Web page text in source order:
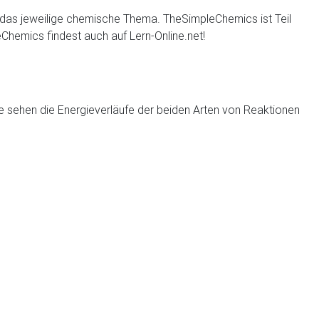
jeweilige chemische Thema. TheSimpleChemics ist Teil
findest auch auf Lern-Online.net!
die Energieverläufe der beiden Arten von Reaktionen